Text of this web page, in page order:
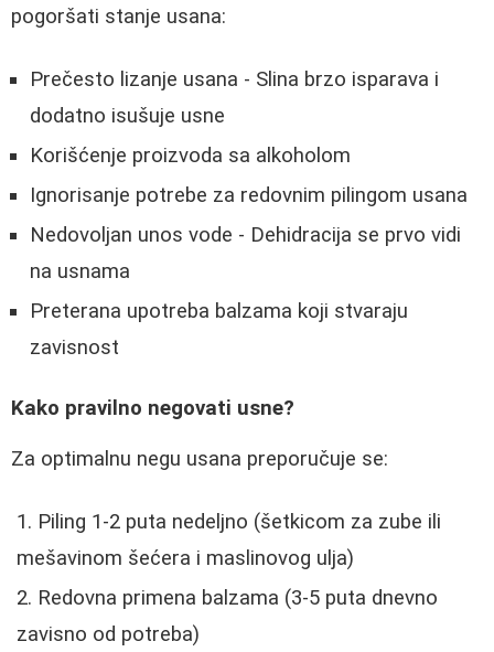
pogoršati stanje usana:
Prečesto lizanje usana - Slina brzo isparava i
dodatno isušuje usne
Korišćenje proizvoda sa alkoholom
Ignorisanje potrebe za redovnim pilingom usana
Nedovoljan unos vode - Dehidracija se prvo vidi
na usnama
Preterana upotreba balzama koji stvaraju
zavisnost
Kako pravilno negovati usne?
Za optimalnu negu usana preporučuje se:
Piling 1-2 puta nedeljno (šetkicom za zube ili
mešavinom šećera i maslinovog ulja)
Redovna primena balzama (3-5 puta dnevno
zavisno od potreba)